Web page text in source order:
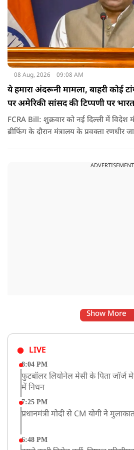
08 Aug, 2026 09:08 AM
ये हमारा अंदरूनी मामला, बाहरी कोई
पर अमेरिकी सांसद की टिप्पणी पर
FCRA Bill: शुक्रवार को नई दिल्ली में विदेश
ब्रीफिंग के दौरान मंत्रालय के प्रवक्ता रणधीर
ADVERTISEMENT
Show More
LIVE
8:04 PM
फुटबॉलर लियोनेल मेसी के पिता जॉर्ज
में निधन
7:25 PM
प्रधानमंत्री मोदी से CM योगी ने
6:48 PM